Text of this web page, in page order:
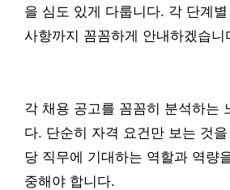
을 심도 있게 다룹니다. 각 단계
사항까지 꼼꼼하게 안내하겠습니
각 채용 공고를 꼼꼼히 분석하는
다. 단순히 자격 요건만 보는 것
당 직무에 기대하는 역할과 역량
중해야 합니다.